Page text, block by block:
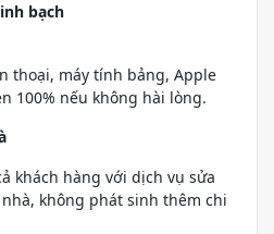
bạch
thoại, máy tính bảng, Apple
100% nếu không hài lòng.
khách hàng với dịch vụ sửa
không phát sinh thêm chi